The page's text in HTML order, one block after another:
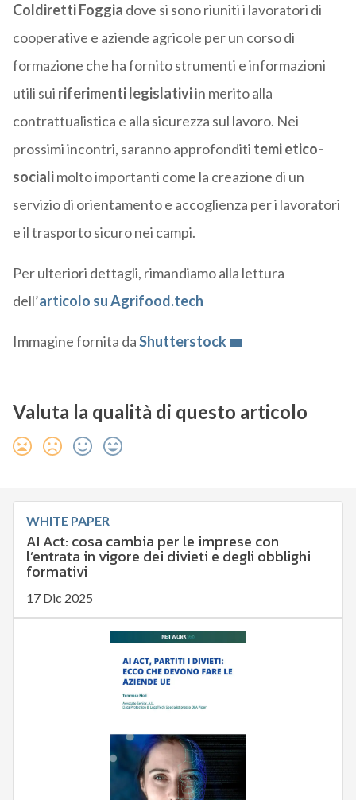
Coldiretti Foggia dove si sono riuniti i lavoratori di
cooperative e aziende agricole per un corso di
formazione che ha fornito strumenti e informazioni
utili sui riferimenti legislativiin merito alla
contrattualistica e alla sicurezza sul lavoro. Nei
prossimi incontri, saranno approfonditi temi etico-
socialimolto importanti come la creazione di un
servizio di orientamento e accoglienza per i lavoratori
e il trasporto sicuro nei campi.
Per ulteriori dettagli, rimandiamo alla lettura
dell’articolo su Agrifood.tech
Immagine fornita daShutterstock
Valuta la qualità di questo articolo
WHITE PAPER
AI Act: cosa cambia per le imprese con
l’entrata in vigore dei divieti e degli obblighi
formativi
17 Dic 2025